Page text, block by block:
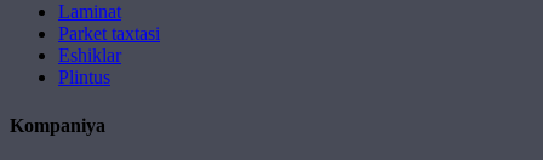
Laminat
Parket taxtasi
Eshiklar
Plintus
Kompaniya